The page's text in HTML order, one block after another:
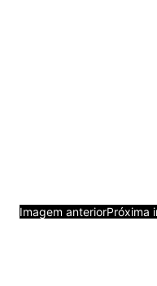
Imagem anteriorPróxima